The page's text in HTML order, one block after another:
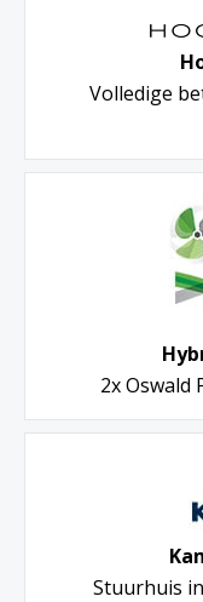
Volledige
2x
Stuurhuis